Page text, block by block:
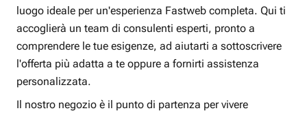
luogo ideale per un'esperienza Fastweb completa. Qui ti
accoglierà un team di consulenti esperti, pronto a
comprendere le tue esigenze, ad aiutarti a sottoscrivere
l'offerta più adatta a te oppure a fornirti assistenza
personalizzata.
Il nostro negozio è il punto di partenza per vivere